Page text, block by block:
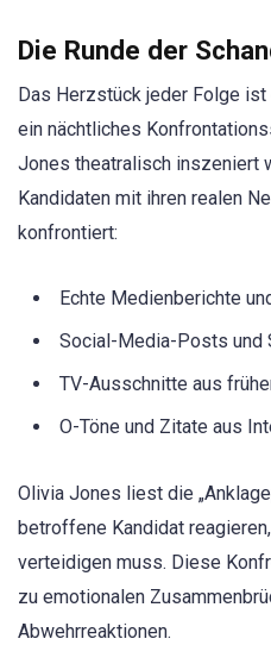
Die Runde der
Das Herzstück jeder Folge ist
ein nächtliches
Jones theatralisch inszeniert
Kandidaten mit ihren realen
konfrontiert:
Echte Medienberichte
Social-Media-Posts und
TV-Ausschnitte aus
O-Töne und Zitate aus
Olivia Jones liest die
betroffene Kandidat
verteidigen muss. Diese
zu emotionalen
Abwehrreaktionen.